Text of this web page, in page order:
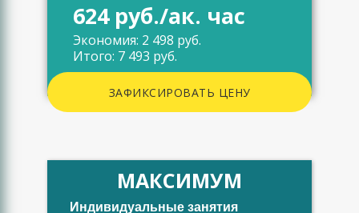
624 руб./ак. час
Экономия: 2 498 руб.
Итого: 7 493 руб.
ЗАФИКСИРОВАТЬ ЦЕНУ
МАКСИМУМ
Индивидуальные занятия